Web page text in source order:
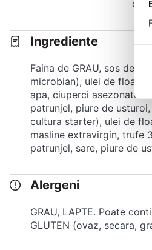
Ingrediente
Faina de GRAU, sos de
microbian), ulei de
apa, ciuperci asezonate
patrunjel, piure de
cultura starter), ulei de
masline extravirgin, trufe
patrunjel, sare, piure de
Alergeni
GRAU, LAPTE. Poate
GLUTEN (ovaz, secara,